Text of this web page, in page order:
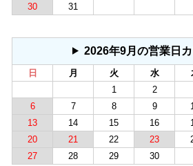
30
31
2026年9月の営業日
日 月 火 水
1
2
6
7 8 9
13
14 15 16
20
21 22 23
27
28 29 30